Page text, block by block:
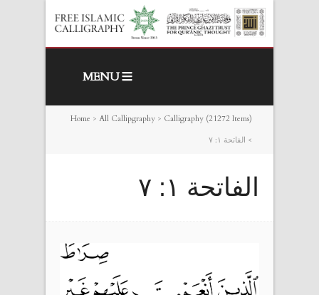
MENU
Home > All Callipgraphy > Calligraphy (21272 Items)
> الفاتحة ١: ٧
الفاتحة ١: ٧